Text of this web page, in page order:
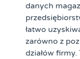
danych
łatwo
zarówno z
działów